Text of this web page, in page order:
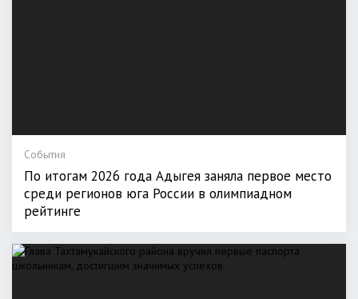
События
По итогам 2026 года Адыгея заняла первое место
среди регионов юга России в олимпиадном
рейтинге